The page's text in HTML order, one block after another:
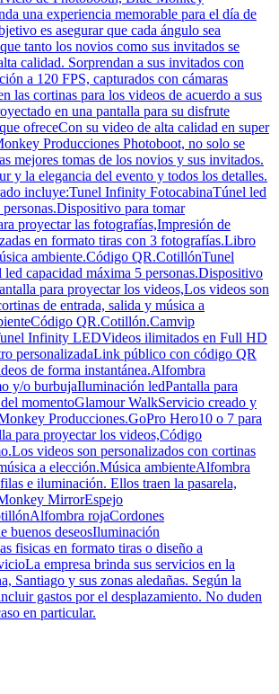
una experiencia memorable para el día de
es asegurar que cada ángulo sea
tanto los novios como sus invitados se
calidad. Sorprendan a sus invitados con
a 120 FPS, capturados con cámaras
las cortinas para los videos de acuerdo a sus
en una pantalla para su disfrute
ofreceCon su video de alta calidad en super
Producciones Photoboot, no solo se
mejores tomas de los novios y sus invitados.
y la elegancia del evento y todos los detalles.
incluye:Tunel Infinity FotocabinaTúnel led
para tomar
proyectar las fotografías,Impresión de
en formato tiras con 3 fotografías.Libro
ambiente.Código QR.CotillónTunel
capacidad máxima 5 personas.Dispositivo
para proyectar los videos,Los videos son
de entrada, salida y música a
QR.Cotillón.Camvip
Infinity LEDVideos ilimitados en Full HD
personalizadaLink público con código QR
de forma instantánea.Alfombra
y/o burbujaIluminación ledPantalla para
momentoGlamour WalkServicio creado y
Producciones.GoPro Hero10 o 7 para
para proyectar los videos,Código
videos son personalizados con cortinas
a elección.Música ambienteAlfombra
e iluminación. Ellos traen la pasarela,
MirrorEspejo
rojaCordones
buenos deseosIluminación
fisicas en formato tiras o diseño a
empresa brinda sus servicios en la
Santiago y sus zonas aledañas. Según la
gastos por el desplazamiento. No duden
en particular.